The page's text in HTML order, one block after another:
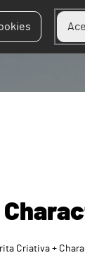
Criativa +